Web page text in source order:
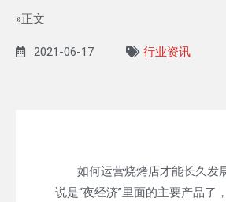
»正文
2021-06-17 行业资讯
如何运营烧烤店才能长久发
说是“夜经济”里面的主要产品了